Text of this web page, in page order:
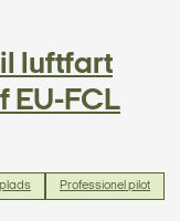
luftfart
EU-FCL
Professionel pilot